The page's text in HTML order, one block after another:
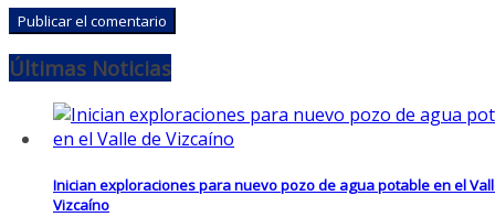
Últimas Noticias
Inician exploraciones para nuevo pozo de agua potable en el
Vizcaíno